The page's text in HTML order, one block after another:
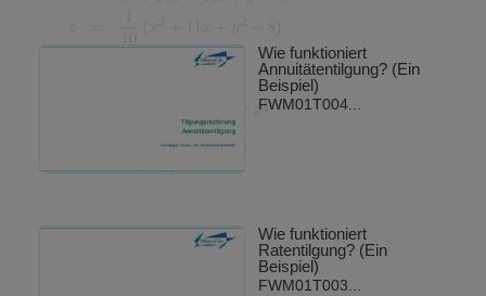
Wie funktioniert
Annuitätentilgung? (Ein
Beispiel)
FWM01T004...
Wie funktioniert
Ratentilgung? (Ein
Beispiel)
FWM01T003...